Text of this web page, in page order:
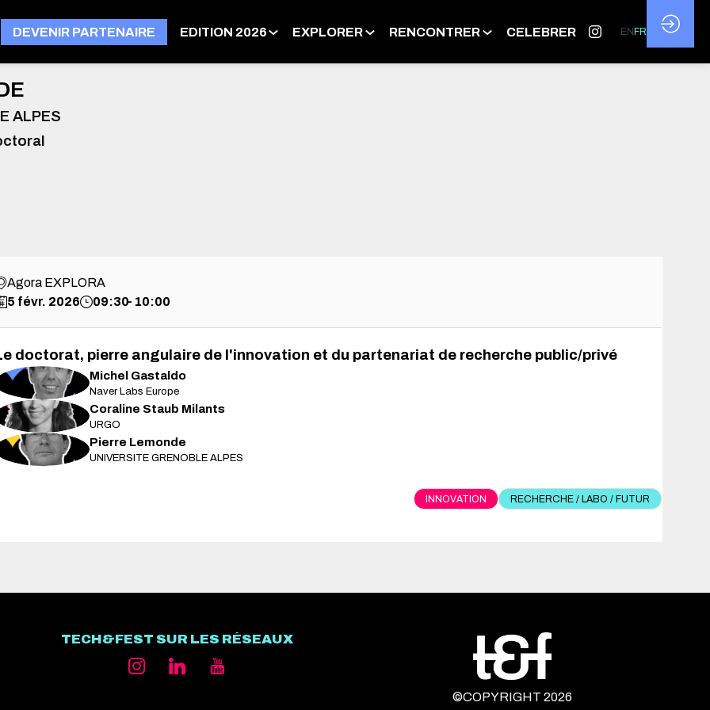
DEVENIR PARTENAIRE EDITION 2026 EXPLORER RENCONTRER CELEBRER EN FR
ALPES
Agora EXPLORA
5 févr. 2026
09:30 10:00
doctorat, pierre angulaire de l'innovation et du partenariat de recherche public/privé
MG Michel Gastaldo
Naver Labs Europe
CSM Coraline Staub Milants
URGO
PL Pierre Lemonde
UNIVERSITE GRENOBLE ALPES
INNOVATION RECHERCHE / LABO / FUTUR
TECH&FEST SUR LES RÉSEAUX
©COPYRIGHT 2026